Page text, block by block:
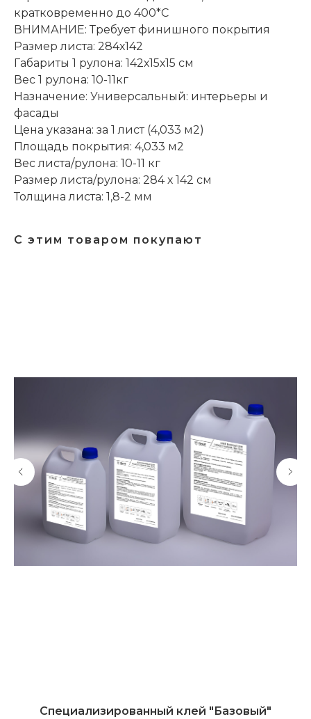
кратковременно до 400*C
ВНИМАНИЕ: Требует финишного покрытия
Размер листа: 284х142
Габариты 1 рулона: 142х15х15 см
Вес 1 рулона: 10-11кг
Назначение: Универсальный: интерьеры и
фасады
Цена указана: за 1 лист (4,033 м2)
Площадь покрытия: 4,033 м2
Вес листа/рулона: 10-11 кг
Размер листа/рулона: 284 х 142 см
Толщина листа: 1,8-2 мм
С этим товаром покупают
Специализированный клей "Базовый"